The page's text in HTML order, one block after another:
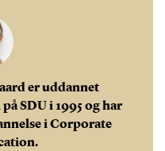
er uddannet
SDU i 1995 og har
i Corporate